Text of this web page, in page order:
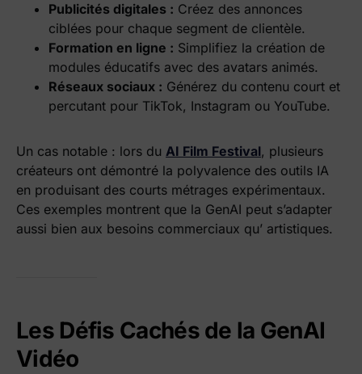
Publicités digitales : Créez des annonces
ciblées pour chaque segment de clientèle.
Formation en ligne : Simplifiez la création de
modules éducatifs avec des avatars animés.
Réseaux sociaux : Générez du contenu court et
percutant pour TikTok, Instagram ou YouTube.
Un cas notable : lors du AI Film Festival, plusieurs
créateurs ont démontré la polyvalence des outils IA
en produisant des courts métrages expérimentaux.
Ces exemples montrent que la GenAI peut s’adapter
aussi bien aux besoins commerciaux qu’ artistiques.
Les Défis Cachés de la GenAI
Vidéo